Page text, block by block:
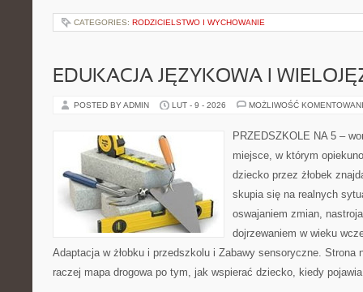
CATEGORIES: RODZICIELSTWO I WYCHOWANIE
EDUKACJA JĘZYKOWA I
POSTED BY ADMIN LUT - 9 - 2026 MOŻLIWOŚĆ
PRZEDSZKOLE NA 5 –
miejsce, w którym
dziecko przez żłobek
skupia się na realnych
oswajaniem zmian,
dojrzewaniem w wieku
Adaptacja w żłobku i przedszkolu i Zabawy sensoryczne. Strona
raczej mapa drogowa po tym, jak wspierać dziecko, kiedy